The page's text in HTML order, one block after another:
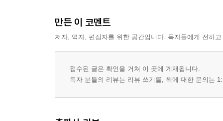
만든 이 코멘트
저자, 역자, 편집자를 위한 공간입니다. 독자들에게 전하
접수된 글은 확인을 거쳐 이 곳에 게재됩니다.
독자 분들의 리뷰는 리뷰 쓰기를, 책에 대한 문의는